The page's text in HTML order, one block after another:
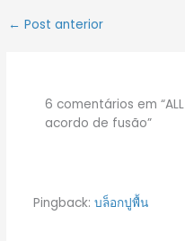
← Post anterior
6 comentários em
acordo de fusão”
Pingback: บล็อกปูพื้น